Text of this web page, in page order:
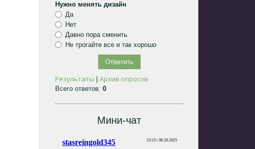
Нужно менять дизайн
Да
Нет
Давно пора сменить
Не трогайте все и так хорошо
Результаты |Архив опросов
Всего ответов:0
Мини-чат